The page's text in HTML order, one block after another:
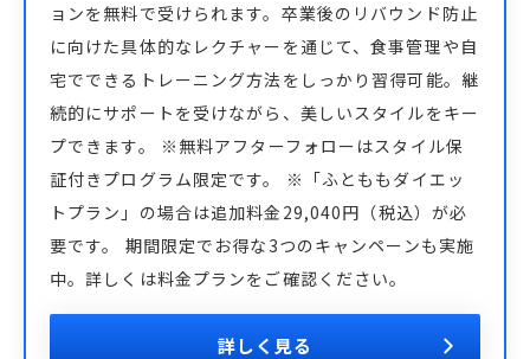
ョンを無料で受けられます。卒業後のリバウンド防止
に向けた具体的なレクチャーを通じて、食事管理や自
宅でできるトレーニング方法をしっかり習得可能。継
続的にサポートを受けながら、美しいスタイルをキー
プできます。 ※無料アフターフォローはスタイル保
証付きプログラム限定です。 ※「ふとももダイエッ
トプラン」の場合は追加料金29,040円（税込）が必
要です。 期間限定でお得な3つのキャンペーンも実施
中。詳しくは料金プランをご確認ください。
詳しく見る